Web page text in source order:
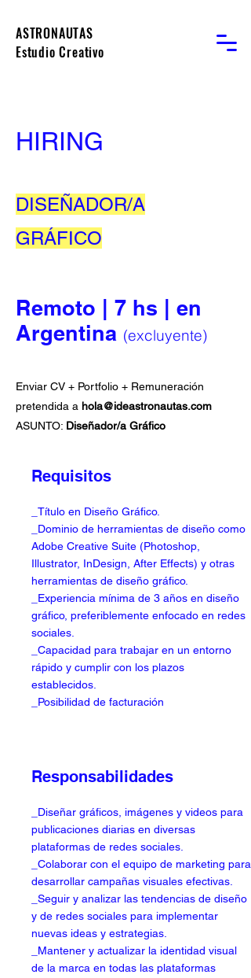
ASTRONAUTAS
Estudio Creativo
HIRING
DISEÑADOR/A
GRÁFICO
Remoto | 7 hs | en
Argentina (excluyente)
Enviar CV + Portfolio + Remuneración
pretendida a hola@ideastronautas.com
ASUNTO: Diseñador/a Gráfico
Requisitos
_Título en Diseño Gráfico.
_Dominio de herramientas de diseño como
Adobe Creative Suite (Photoshop,
Illustrator, InDesign, After Effects) y otras
herramientas de diseño gráfico.
Experiencia mínima de 3 años en diseño
gráfico, preferiblemente enfocado en redes
sociales.
_Capacidad para trabajar en un entorno
rápido y cumplir con los plazos
establecidos.
_Posibilidad de facturación
Responsabilidades
_Diseñar gráficos, imágenes y videos para
publicaciones diarias en diversas
plataformas de redes sociales.
_Colaborar con el equipo de marketing para
desarrollar campañas visuales efectivas.
_Seguir y analizar las tendencias de diseño
y de redes sociales para implementar
nuevas ideas y estrategias.
_Mantener y actualizar la identidad visual
de la marca en todas las plataformas